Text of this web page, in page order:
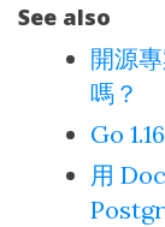
See also
開源
嗎？
Go
用